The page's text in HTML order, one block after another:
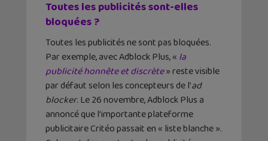
Toutes les publicités sont-elles
bloquées ?
Toutes les publicités ne sont pas bloquées.
Par exemple, avec Adblock Plus, « la
publicité honnête et discrète» reste visible
par défaut selon les concepteurs de l’ad
blocker. Le 26 novembre, Adblock Plus a
annoncé que l’importante plateforme
publicitaire Critéo passait en « liste blanche ».